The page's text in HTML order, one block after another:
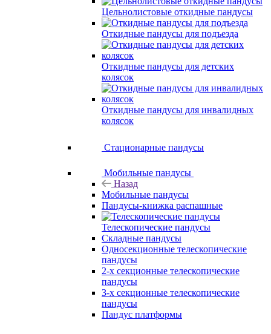
Цельнолистовые откидные пандусы
Откидные пандусы для подъезда
Откидные пандусы для детских
колясок
Откидные пандусы для инвалидных
колясок
Стационарные пандусы
Мобильные пандусы
Назад
Мобильные пандусы
Пандусы-книжка распашные
Телескопические пандусы
Складные пандусы
Односекционные телескопические
пандусы
2-х секционные телескопические
пандусы
3-х секционные телескопические
пандусы
Пандус платформы